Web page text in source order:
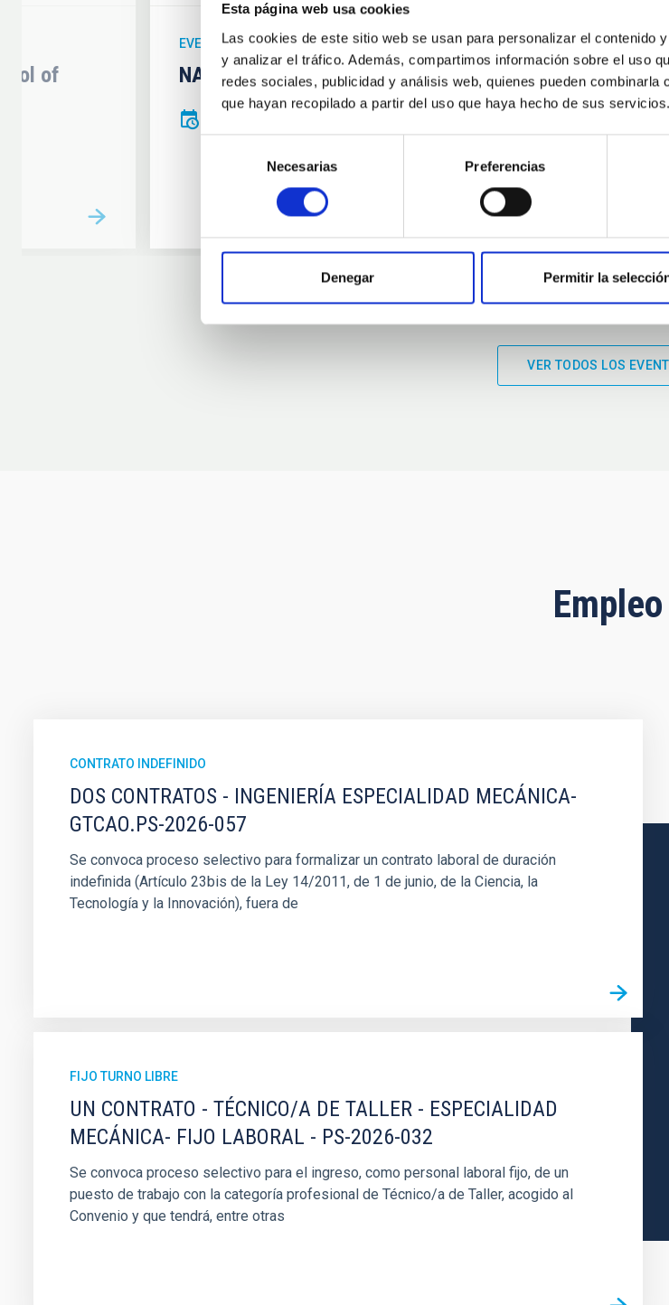
Esta página web usa cookies
Las cookies de este sitio web se usan para personalizar el contenido
y analizar el tráfico. Además, compartimos información sobre el uso
redes sociales, publicidad y análisis web, quienes pueden
que hayan recopilado a partir del uso que haya hecho de sus servicios.
consentimiento
Necesarias Preferencias
Denegar Permitir la
of
EVENTO ASTRONÓMICO
NATE en Palencia - Eclipse Agosto 2026
VER TODOS LOS
Empleo
CONTRATO INDEFINIDO
DOS CONTRATOS - INGENIERÍA ESPECIALIDAD MECÁNICA-
GTCAO.PS-2026-057
Se convoca proceso selectivo para formalizar un contrato laboral de duración
indefinida (Artículo 23bis de la Ley 14/2011, de 1 de junio, de la Ciencia, la
Tecnología y la Innovación), fuera de
FIJO TURNO LIBRE
UN CONTRATO - TÉCNICO/A DE TALLER - ESPECIALIDAD
MECÁNICA- FIJO LABORAL - PS-2026-032
Se convoca proceso selectivo para el ingreso, como personal laboral fijo, de un
puesto de trabajo con la categoría profesional de Técnico/a de Taller, acogido al
Convenio y que tendrá, entre otras